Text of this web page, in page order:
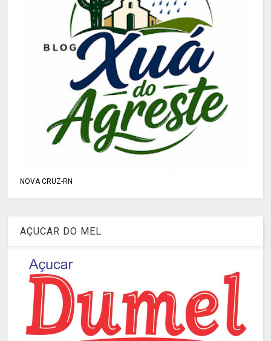
NOVA CRUZ-RN
AÇUCAR DO MEL